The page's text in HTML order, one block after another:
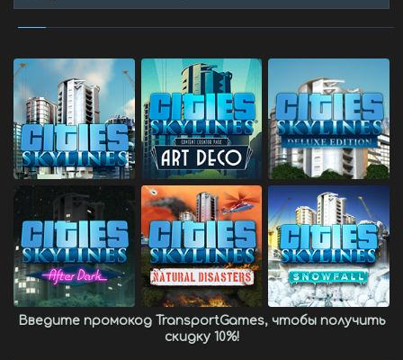
Введите промокод TransportGames, чтобы получить
скидку 10%!